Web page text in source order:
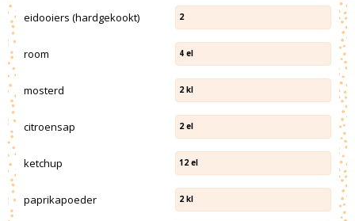
eidooiers (hardgekookt) 2
room 4 el
mosterd 2 kl
citroensap 2 el
ketchup 12 el
paprikapoeder 2 kl